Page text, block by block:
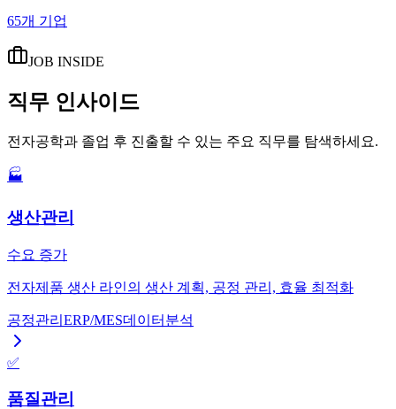
65개 기업
JOB INSIDE
직무 인사이드
전자공학과 졸업 후 진출할 수 있는 주요 직무를 탐색하세요.
🏭
생산관리
수요 증가
전자제품 생산 라인의 생산 계획, 공정 관리, 효율 최적화
공정관리 ERP/MES데이터분석
✅
품질관리